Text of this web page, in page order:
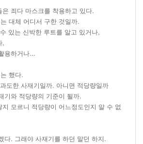
죄다 마스크를 착용하고 있다.
대체 어디서 구한 것일까.
있는 신박한 루트를 알고 있거나,
,
용하거나...
했다.
도한 사재기일까. 아니면 적당량일까
기와 적당량의 기준이 될까.
모르니 적당량이 어느정도인지 알 수 없
다. 그래야 사재기를 하던 말던 하지.